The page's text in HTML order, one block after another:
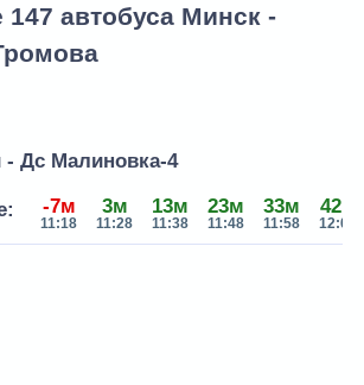
147 автобуса Минск -
- Дс Малиновка-4
-7м
11:18
3м
11:28
13м
11:38
23м
11:48
33м
11:58
42м
12:07